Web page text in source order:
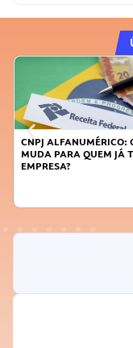
CNPJ ALFANUMÉRICO:
MUDA PARA QUEM JÁ
EMPRESA?